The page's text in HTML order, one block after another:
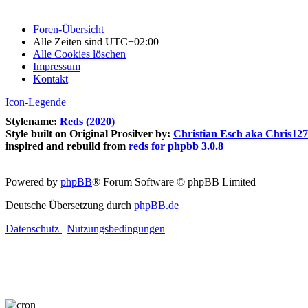
Foren-Übersicht
Alle Zeiten sind UTC+02:00
Alle Cookies löschen
Impressum
Kontakt
Icon-Legende
Stylename: Reds (2020)
Style built on Original Prosilver by: Christian Esch aka
inspired and rebuild from reds for phpbb 3.0.8
Powered by phpBB® Forum Software © phpBB Limited
Deutsche Übersetzung durch phpBB.de
Datenschutz | Nutzungsbedingungen